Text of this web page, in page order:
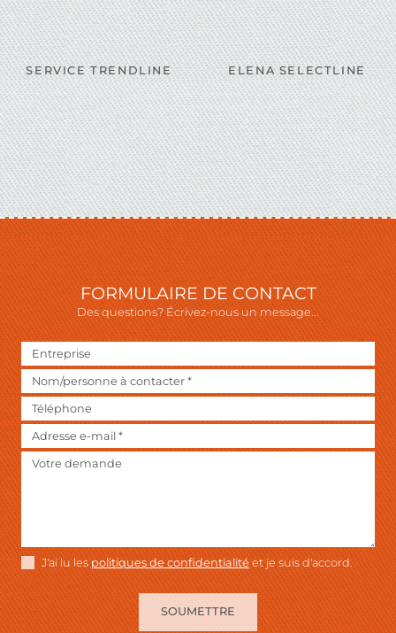
SERVICE TRENDLINE ELENA SELECTLINE
FORMULAIRE DE CONTACT
Des questions? Écrivez-nous un message...
J'ai lu lespolitiques de confidentialitéet je suis d'accord.
SOUMETTRE